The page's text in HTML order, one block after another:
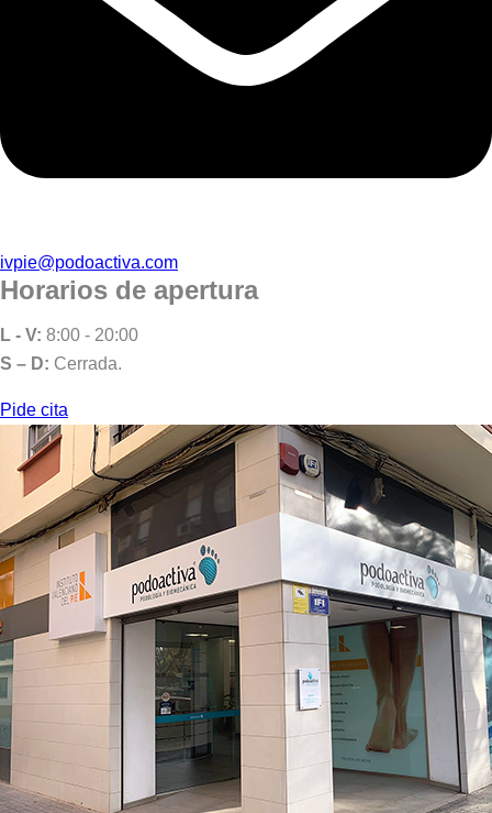
ivpie@podoactiva.com
Horarios de apertura
L - V: 8:00 - 20:00
S – D: Cerrada.
Pide cita